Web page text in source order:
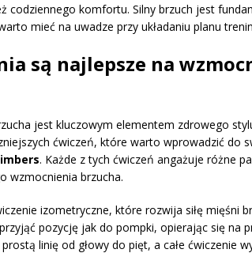
codziennego komfortu. Silny brzuch jest
mieć na uwadze przy układaniu planu
są najlepsze na
jest kluczowym elementem zdrowego
ćwiczeń, które warto wprowadzić do
. Każde z tych ćwiczeń angażuje różne
wzmocnienia brzucha.
izometryczne, które rozwija siłę mięśni
pozycję jak do pompki, opierając się na
linię od głowy do pięt, a całe ćwiczenie